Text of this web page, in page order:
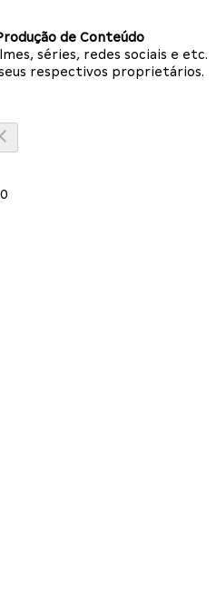
de Conteúdo
séries, redes sociais e etc.
respectivos proprietários.